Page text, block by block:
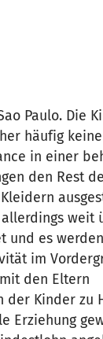
Paulo. Die
häufig
in einer
den Rest
allerdings weit
und es werden
im
den Eltern
Kinder zu
Erziehung